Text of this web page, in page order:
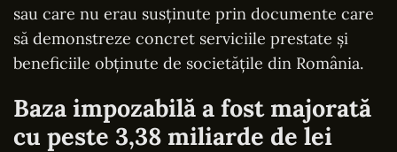
sau care nu erau susținute prin documente care
să demonstreze concret serviciile prestate și
beneficiile obținute de societățile din România.
Baza impozabilă a fost majorată
cu peste 3,38 miliarde de lei